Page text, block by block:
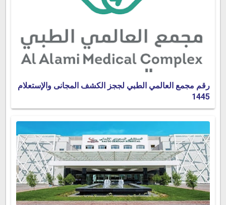
رقم مجمع العالمي الطبي لججز الكشف المجانى والإستعلام
1445